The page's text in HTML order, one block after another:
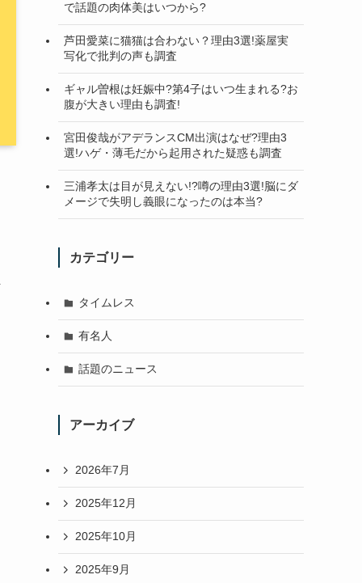
で話題の肉体美はいつから?
芦田愛菜に猫猫は合わない？理由3選!薬屋実
写化で批判の声も調査
ギャル曽根は妊娠中?第4子はいつ生まれる?お
腹が大きい理由も調査!
宮田俊哉がアデランスCM出演はなぜ?理由3
選!ハゲ・薄毛だから起用された疑惑も調査
三浦孝太は目が見えない!?噂の理由3選!脳にダ
メージで失明し義眼になったのは本当?
カテゴリー
タイムレス
有名人
話題のニュース
アーカイブ
2026年7月
2025年12月
2025年10月
2025年9月